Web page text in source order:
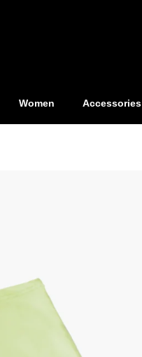
Women Accessories